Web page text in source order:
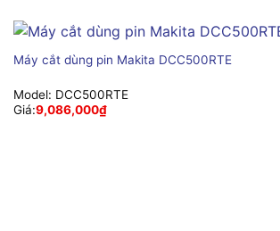
Máy cắt dùng pin Makita DCC500RTE
Model: DCC500RTE
Giá:9,086,000₫